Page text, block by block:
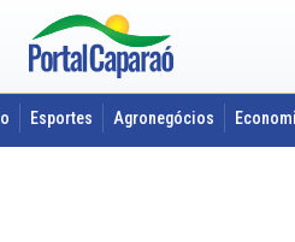
Esportes Agronegócios